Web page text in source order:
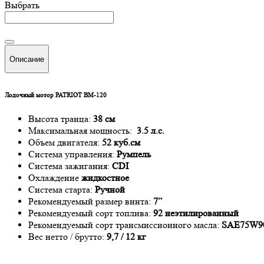
Выбрать
Описание
Лодочный мотор PATRIOT BM-120
Высота транца: 38 см
Максимальная мощность: 3.5 л.с.
Объем двигателя: 52 куб.см
Система управления: Румпель
Система зажигания: CDI
Охлаждение жидкостное
Система старта: Ручной
Рекомендуемый размер винта: 7”
Рекомендуемый сорт топлива: 92 неэтилированный
Рекомендуемый сорт трансмиссионного масла:
Вес нетто / брутто: 9,7 / 12 кг